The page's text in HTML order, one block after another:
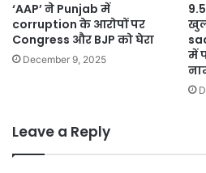
‘AAP’ ने Punjab में
corruption के आरोपों पर
Congress और BJP को घेरा
December 9, 2025
में
Leave a Reply